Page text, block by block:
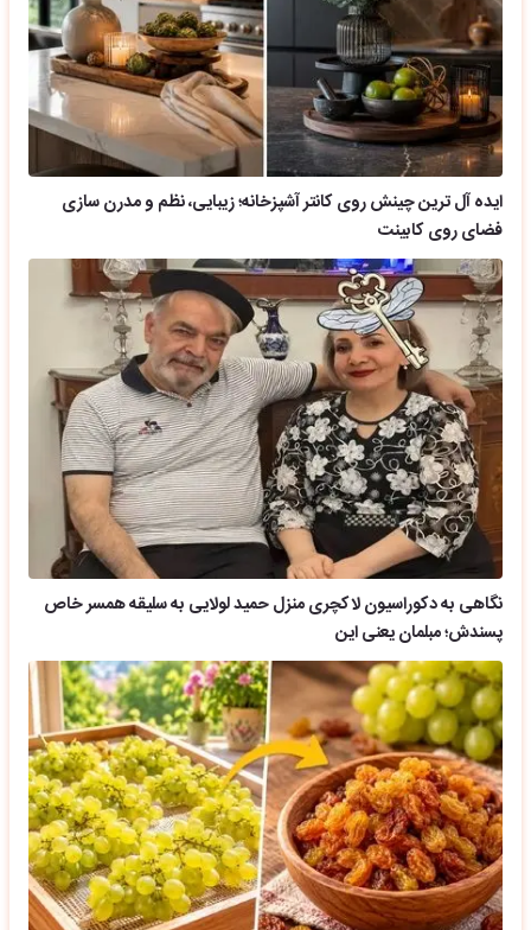
ایده آل ترین چینش روی کانتر آشپزخانه؛ زیبایی، نظم و مدرن سازی
فضای روی کابینت
نگاهی به دکوراسیون لاکچری منزل حمید لولایی به سلیقه همسر خاص
پسندش؛ مبلمان یعنی این